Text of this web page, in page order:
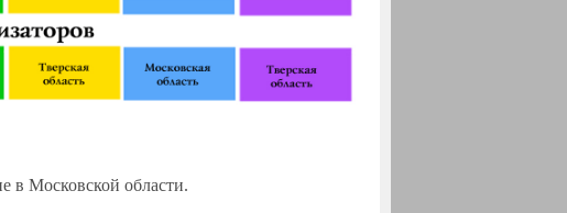
в Московской области.